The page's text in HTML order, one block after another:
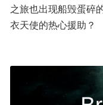
之旅也出现船毁蛋碎
衣天使的热心援助？